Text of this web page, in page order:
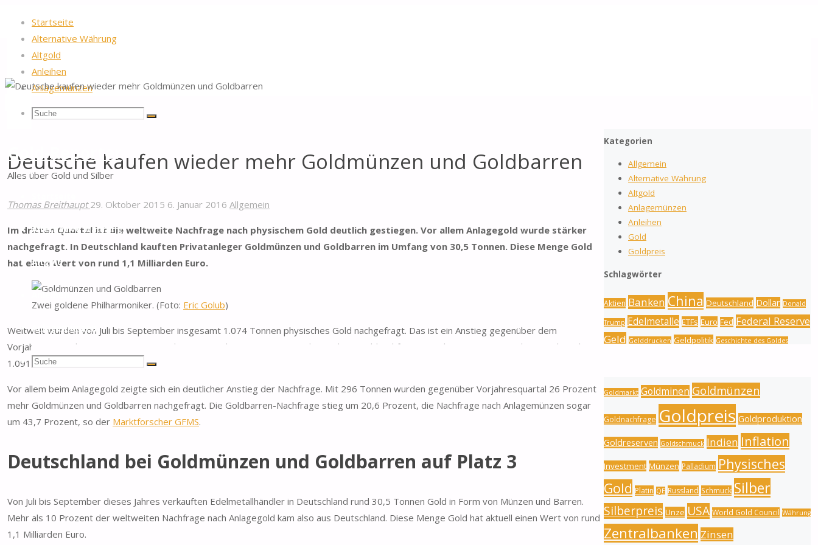
Startseite
Alternative Währung
Altgold
Anleihen
Anlagemünzen
Suche
Suchen
Suche
Gold-Reporter
Alles über Gold und Silber
Inhalt
Alternative Währung
Altgold
Anleihen
Anlagemünzen
Suche
Suchen
nach:
Suche
Deutsche kaufen wieder mehr Goldmünzen und Goldbarren
Thomas Breithaupt 29. Oktober 2015 6. Januar 2016 Allgemein
Im dritten Quartal ist die weltweite Nachfrage nach physischem Gold deutlich gestiegen. Vor allem Anlagegold wurde stärker
nachgefragt. In Deutschland kauften Privatanleger Goldmünzen und Goldbarren im Umfang von 30,5 Tonnen. Diese Menge Gold
hat einen Wert von rund 1,1 Milliarden Euro.
Zwei goldene Philharmoniker. (Foto: Eric Golub)
Weltweit wurden von Juli bis September insgesamt 1.074 Tonnen physisches Gold nachgefragt. Das ist ein Anstieg gegenüber dem
Vorjahresquartal von 6,6 Prozent. Das dritte Quartal zeigte insgesamt die stärkste Goldnachfrage seit dem ersten Quartal 2014, als weltweit
1.091 Tonnen physisches Gold gekauft wurden.
Vor allem beim Anlagegold zeigte sich ein deutlicher Anstieg der Nachfrage. Mit 296 Tonnen wurden gegenüber Vorjahresquartal 26 Prozent
mehr Goldmünzen und Goldbarren nachgefragt. Die Goldbarren-Nachfrage stieg um 20,6 Prozent, die Nachfrage nach Anlagemünzen sogar
um 43,7 Prozent, so der Marktforscher GFMS.
Deutschland bei Goldmünzen und Goldbarren auf Platz 3
Von Juli bis September dieses Jahres verkauften Edelmetallhändler in Deutschland rund 30,5 Tonnen Gold in Form von Münzen und Barren.
Mehr als 10 Prozent der weltweiten Nachfrage nach Anlagegold kam also aus Deutschland. Diese Menge Gold hat aktuell einen Wert von rund
1,1 Milliarden Euro.
Kategorien
Allgemein
Alternative Währung
Altgold
Anlagemünzen
Anleihen
Gold
Goldpreis
Schlagwörter
Aktien Banken China Deutschland Dollar Donald
Trump Edelmetalle ETFs Euro Fed Federal Reserve
Geld Gelddrucken Geldpolitik Geschichte des Goldes
Goldmarkt Goldminen Goldmünzen
Goldnachfrage Goldpreis Goldproduktion
Goldreserven Goldschmuck Indien Inflation
Investment Münzen Palladium Physisches
Gold Platin QE Russland Schmuck Silber
Silberpreis Unze USA World Gold Council Währung
Zentralbanken Zinsen